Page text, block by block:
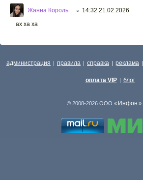
Жанна Король ○ 14:32 21.02.2026
ах ха ха
администрация | правила | справка | реклама |
оплата VIP | блог
© 2008-2026 ООО « Инфон »